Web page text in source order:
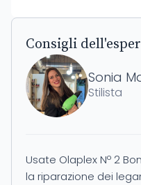
Consigli
Sonia
Stilista
Usate Olaplex Nº 2
la riparazione dei